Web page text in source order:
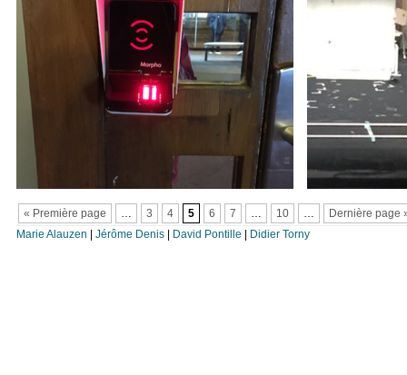
« Première page … 3 4 5 6 7 … 10 …
Dernière page
Marie Alauzen
Jérôme Denis| David Pontille Didier Torny